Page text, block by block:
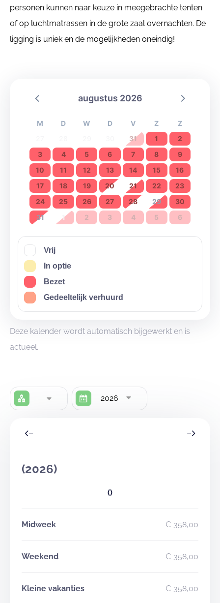
personen kunnen naar keuze in meegebrachte tenten
of op luchtmatrassen in de grote zaal overnachten. De
ligging is uniek en de mogelijkheden oneindig!
augustus 2026
M D W D V Z
Z
31 1
2
3
4 5 6 7 8
9
10
11 12 13 14 15
16
17
18 19 20 21 22
23
24
25 26 27 28 29
30
31
1 2 3 4 5 6
Vrij
In optie
Bezet
Gedeeltelijk verhuurd
Deze kalender wordt automatisch bijgewerkt en is
actueel.
2026
(2026)
()
Midweek € 358,00
Weekend € 358,00
Kleine vakanties € 358,00